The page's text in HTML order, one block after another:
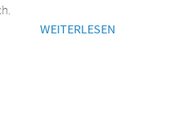
WEITERLESEN